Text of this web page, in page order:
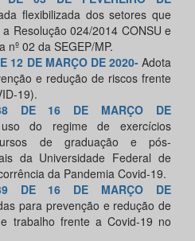
flexibilizada dos setores que
Resolução 024/2014 CONSU e
nº 02 da SEGEP/MP.
12 DE MARÇO DE 2020- Adota
e redução de riscos frente
19).
DE 16 DE MARÇO DE
do regime de exercícios
de graduação e pós-
da Universidade Federal de
da Pandemia Covid-19.
DE 16 DE MARÇO DE
para prevenção e redução de
trabalho frente a Covid-19 no